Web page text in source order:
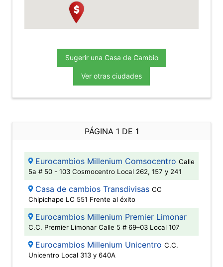
Sugerir una Casa de Cambio
Ver otras ciudades
PÁGINA 1 DE 1
Eurocambios Millenium Comsocentro Calle
5a # 50 - 103 Cosmocentro Local 262, 157 y 241
Casa de cambios Transdivisas CC
Chipichape LC 551 Frente al éxito
Eurocambios Millenium Premier Limonar
C.C. Premier Limonar Calle 5 # 69–03 Local 107
Eurocambios Millenium Unicentro C.C.
Unicentro Local 313 y 640A